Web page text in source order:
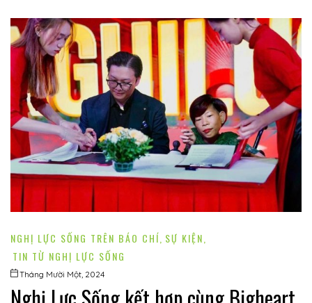
NGHỊ LỰC SỐNG TRÊN BÁO CHÍ SỰ KIỆN
TIN TỪ NGHỊ LỰC SỐNG
Tháng Mười Một, 2024